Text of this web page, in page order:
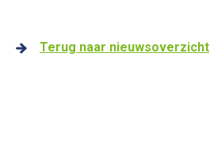
Terug naar nieuwsoverzicht